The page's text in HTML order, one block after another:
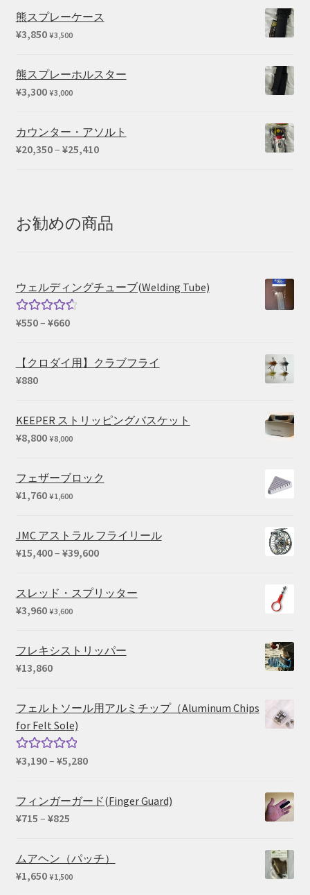
熊スプレーケース
¥3,850 ¥3,500
熊スプレーホルスター
¥3,300 ¥3,000
カウンター・アソルト
¥20,350– ¥25,410価
–
¥25,410
お勧めの商品
ウェルディングチューブ(Welding Tube)
5段階中
価
¥550– ¥660価
帯:
【クロダイ用】クラブフライ
¥880
KEEPER ストリッピングバスケット
¥8,800 ¥8,000
フェザーブロック
¥1,760 ¥1,600
JMC アストラル フライリール
¥15,400– ¥39,600価
帯:
スレッド・スプリッター
¥3,960 ¥3,600
フレキシストリッパー
¥13,860
フェルトソール用アルミチップ（Aluminum Chips
for Felt Sole)
5段階中
¥3,190– ¥5,280価
帯:
フィンガーガード(Finger Guard)
¥715 – ¥825価
帯:
ムアヘン（パッチ）
¥1,650 ¥1,500